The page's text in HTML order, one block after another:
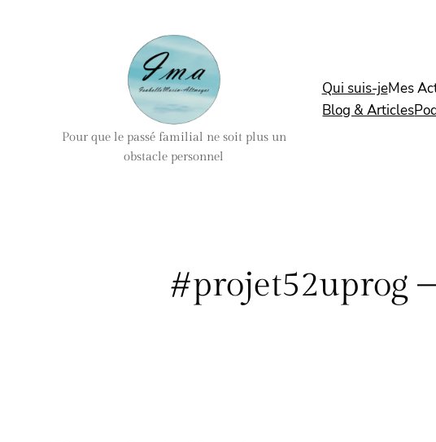
Pour que le passé familial ne soit plus un
obstacle personnel
Qui suis-jeMes
Blog & Articles
#projet52uprog